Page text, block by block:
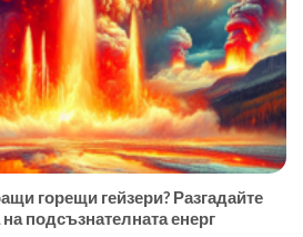
горещи гейзери? Разгадайте
подсъзнателната енерг